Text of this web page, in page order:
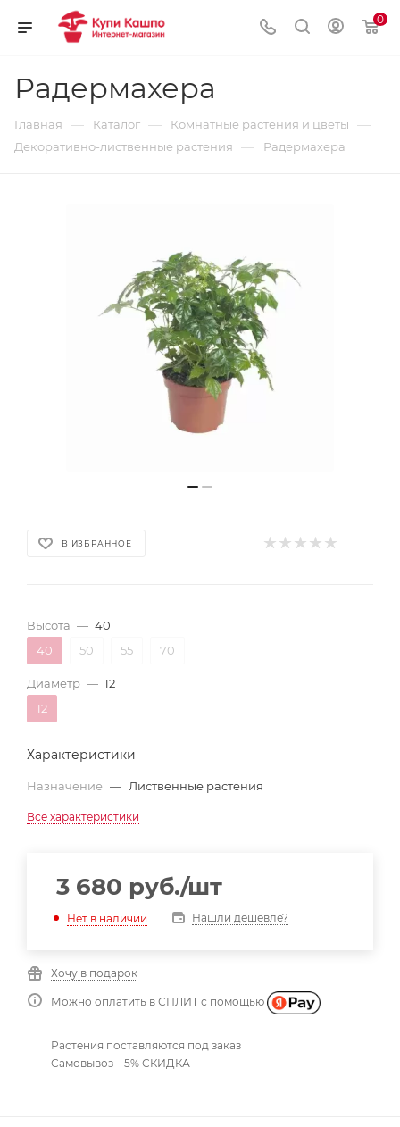
0
Радермахера
Главная — Каталог — Комнатные растения и цветы —
Декоративно-лиственные растения — Радермахера
В ИЗБРАННОЕ
Высота — 40
40
50 55 70
Диаметр — 12
12
Характеристики
Назначение — Лиственные растения
Все характеристики
3 680 руб./шт
Нет в наличии Нашли дешевле?
Хочу в подарок
Можно оплатить в СПЛИТ с помощью
Растения поставляются под заказ
Самовывоз – 5% СКИДКА